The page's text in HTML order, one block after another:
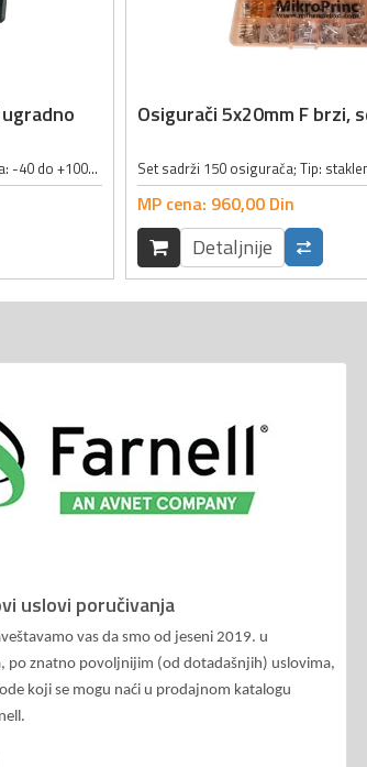
Jačina struje: 20A; Radna temperatura: -40 do +100°C; Kontakti: 6.3 x 0.8mm;
Osigurači 5x20mm F brzi,
MP cena: 960,00 Din
Detaljnije
uslovi poručivanja
vas da smo od jeseni 2019. u
po znatno povoljnijim (od dotadašnjih) uslovima,
koji se mogu naći u prodajnom katalogu